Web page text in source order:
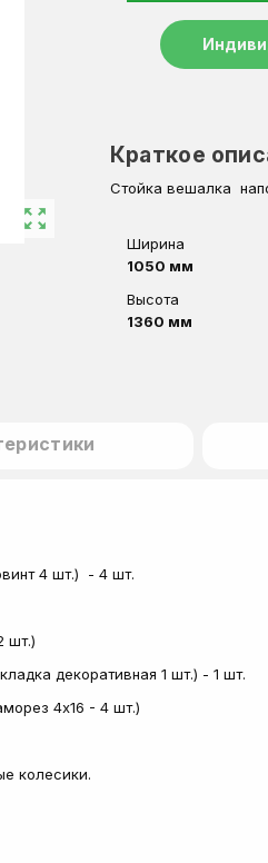
zoom_out_map
Краткое
Стойка вешалка
Ширина
1050 мм
Высота
1360 мм
4 шт.) - 4 шт.
шт.)
декоративная 1 шт.) - 1 шт.
4х16 - 4 шт.)
колесики.